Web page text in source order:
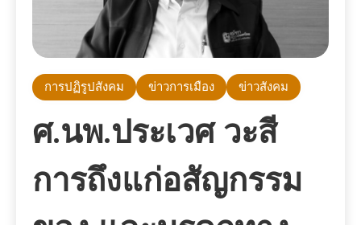
การปฏิรูปสังคม ข่าวการเมือง ข่าวสังคม
ศ.นพ.ประเวศ วะสี
การถึงแก่อสัญกรรม